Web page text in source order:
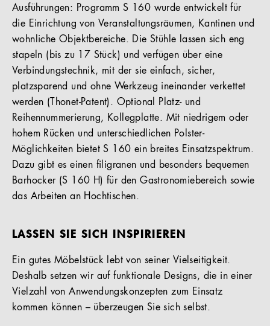
Ausführungen: Programm S 160 wurde entwickelt für
die Einrichtung von Veranstaltungsräumen, Kantinen und
wohnliche Objektbereiche. Die Stühle lassen sich eng
stapeln (bis zu 17 Stück) und verfügen über eine
Verbindungstechnik, mit der sie einfach, sicher,
platzsparend und ohne Werkzeug ineinander verkettet
werden (Thonet-Patent). Optional Platz- und
Reihennummerierung, Kollegplatte. Mit niedrigem oder
hohem Rücken und unterschiedlichen Polster-
Möglichkeiten bietet S 160 ein breites Einsatzspektrum.
Dazu gibt es einen filigranen und besonders bequemen
Barhocker (S 160 H) für den Gastronomiebereich sowie
das Arbeiten an Hochtischen.
LASSEN SIE SICH INSPIRIEREN
Ein gutes Möbelstück lebt von seiner Vielseitigkeit.
Deshalb setzen wir auf funktionale Designs, die in einer
Vielzahl von Anwendungskonzepten zum Einsatz
kommen können – überzeugen Sie sich selbst.